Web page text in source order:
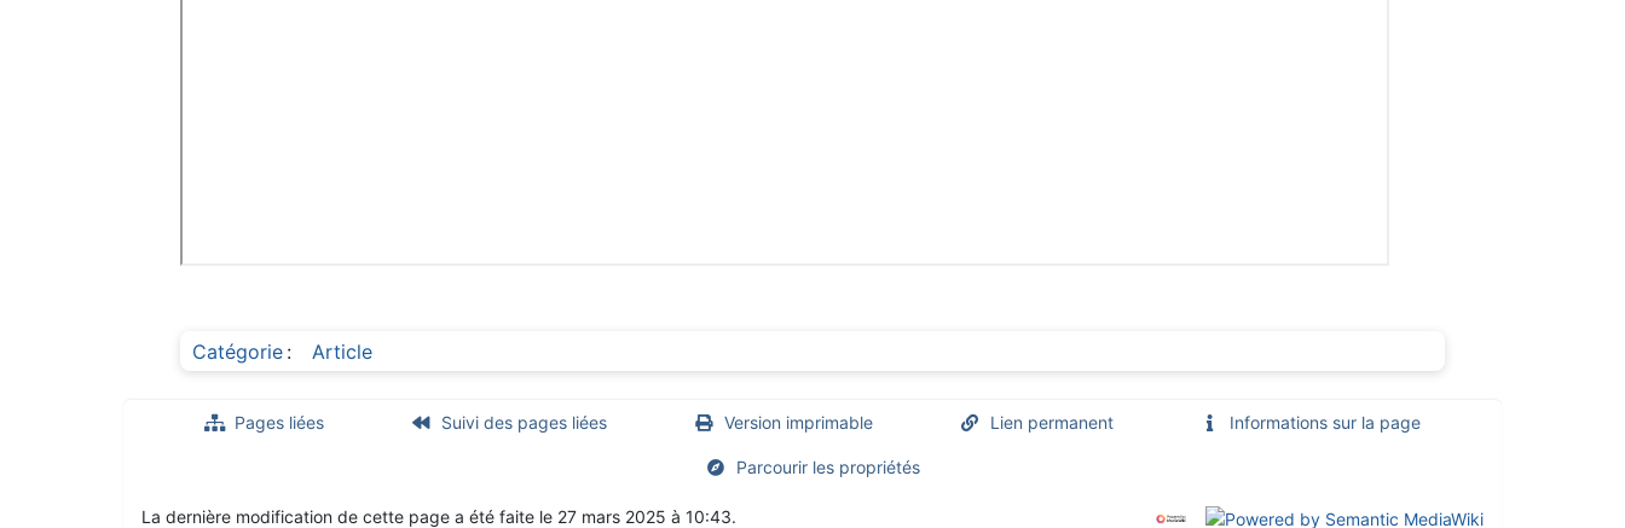
Catégorie: Article
Pages liées Suivi des pages liées Version imprimable Lien permanent Informations sur la page
Parcourir les propriétés
La dernière modification de cette page a été faite le 27 mars 2025 à 10:43.